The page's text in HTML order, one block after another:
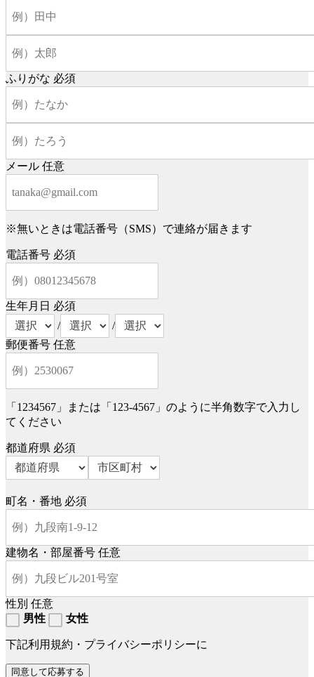
ふりがな 必須
メール 任意
※無いときは電話番号（SMS）で連絡が届きます
電話番号 必須
生年月日 必須
/
/
郵便番号 任意
「1234567」または「123-4567」のように半角数字で入力し
てください
都道府県 必須
町名・番地 必須
建物名・部屋番号 任意
性別 任意
男性
女性
下記利用規約・プライバシーポリシーに